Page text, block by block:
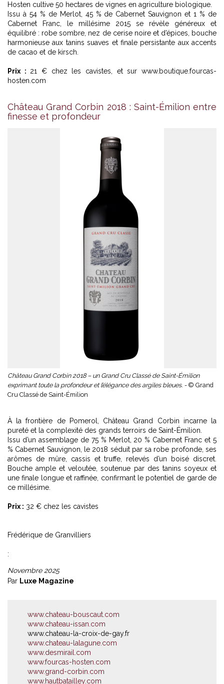
Hosten cultive 50 hectares de vignes en agriculture biologique.
Issu à 54 % de Merlot, 45 % de Cabernet Sauvignon et 1 % de
Cabernet Franc, le millésime 2015 se révèle généreux et
équilibré : robe sombre, nez de cerise noire et d’épices, bouche
harmonieuse aux tanins suaves et finale persistante aux accents
de cacao et de kirsch.
Prix : 21 € chez les cavistes, et sur www.boutique.fourcas-
hosten.com
Château Grand Corbin 2018 : Saint-Émilion entre
finesse et profondeur
Château Grand Corbin 2018 – un Grand Cru Classé de Saint-Émilion
exprimant toute la profondeur et l’élégance des argiles bleues. - © Grand
Cru Classé de Saint-Émilion
À la frontière de Pomerol, Château Grand Corbin incarne la
pureté et la complexité des grands terroirs de Saint-Émilion.
Issu d’un assemblage de 75 % Merlot, 20 % Cabernet Franc et 5
% Cabernet Sauvignon, le 2018 séduit par sa robe profonde, ses
arômes de mûre, cassis et truffe, relevés d’un boisé discret.
Bouche ample et veloutée, soutenue par des tanins soyeux et
une finale longue et raffinée, confirmant le potentiel de garde de
ce millésime.
Prix : 32 € chez les cavistes
Frédérique de Granvilliers
:
Novembre 2025
Par Luxe Magazine
www.chateau-bouscaut.com
www.chateau-issan.com
www.chateau-la-croix-de-gay.fr
www.chateau-lalagune.com
www.desmirail.com
www.fourcas-hosten.com
www.grand-corbin.com
www.hautbatailley.com